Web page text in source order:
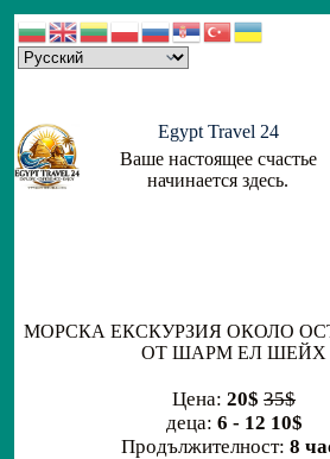
Skip
to
content
Egypt Travel 24
Ваше настоящее счастье
начинается здесь.
МОРСКА ЕКСКУРЗИЯ ОКОЛО
ОТ ШАРМ ЕЛ ШЕЙХ
Цена:20$ 35$
деца: 6 - 12 10$
Продължителност: 8